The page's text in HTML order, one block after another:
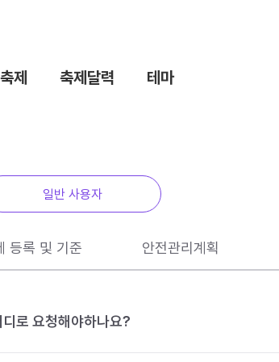
제 축제달력 테마
일반 사용자
등록 및 기준 안전관리계획
로 요청해야하나요?